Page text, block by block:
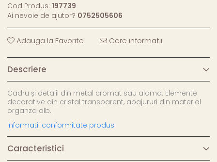
Cod Produs: 197739
Ai nevoie de ajutor? 0752505606
Adauga la Favorite Cere informatii
Descriere
Cadru și detalii din metal cromat sau alama. Elemente
decorative din cristal transparent, abajururi din material
organza alb.
Informatii conformitate produs
Caracteristici